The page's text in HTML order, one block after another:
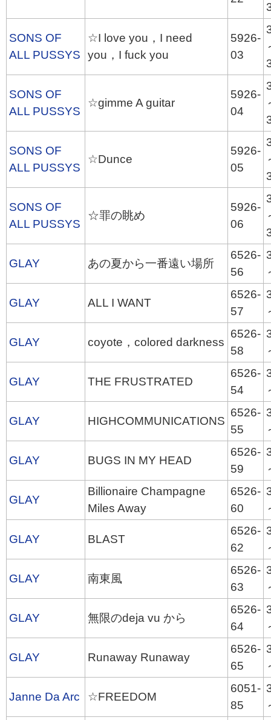
SONS OF
ALL PUSSYS
☆I love you，I need
you，I fuck you
5926-
03
SONS OF
ALL PUSSYS
☆gimme A guitar
5926-
04
SONS OF
ALL PUSSYS
☆Dunce
5926-
05
SONS OF
ALL PUSSYS
☆罪の眺め
5926-
06
GLAY あの夏から一番遠い場所
6526-
56
GLAY ALL I WANT
6526-
57
GLAY coyote，colored darkness
6526-
58
GLAY THE FRUSTRATED
6526-
54
GLAY HIGHCOMMUNICATIONS
6526-
55
GLAY BUGS IN MY HEAD
6526-
59
GLAY
Billionaire Champagne
Miles Away
6526-
60
GLAY BLAST
6526-
62
GLAY 南東風
6526-
63
GLAY 無限のdeja vu から
6526-
64
GLAY Runaway Runaway
6526-
65
Janne Da Arc ☆FREEDOM
6051-
85